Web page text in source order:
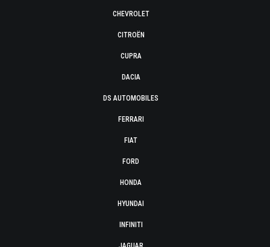
CHEVROLET
CITROËN
CUPRA
DACIA
DS AUTOMOBILES
FERRARI
FIAT
FORD
HONDA
HYUNDAI
INFINITI